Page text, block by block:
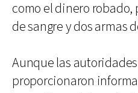
como el dinero
de sangre y dos armas
Aunque las
proporcionaron